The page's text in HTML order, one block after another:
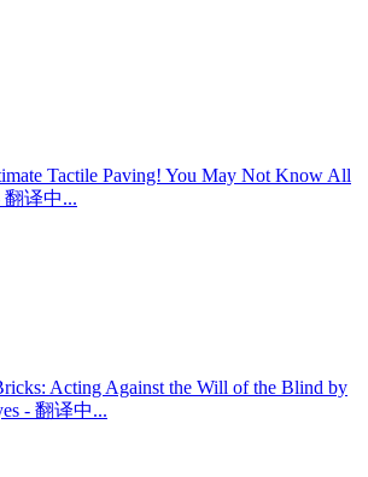
Tactile Paving! You May Not Know All
翻译中...
Acting Against the Will of the Blind by
- 翻译中...